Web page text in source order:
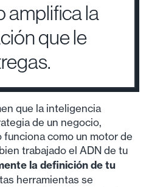
amplifica la
que le
que la inteligencia
de un negocio,
como un motor de
trabajado el ADN de tu
la definición de tu
herramientas se